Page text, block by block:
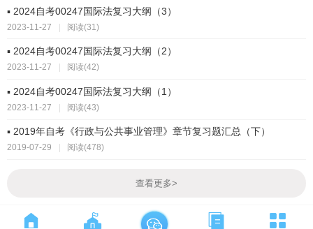
▪ 2024自考00247国际法复习大纲（3）
2023-11-27 | 阅读(31)
▪ 2024自考00247国际法复习大纲（2）
2023-11-27 阅读(42)
▪ 2024自考00247国际法复习大纲（1）
2023-11-27 | 阅读(43)
▪ 2019年自考《行政与公共事业管理》章节复习题汇总（下）
2019-07-29 阅读(478)
查看更多>